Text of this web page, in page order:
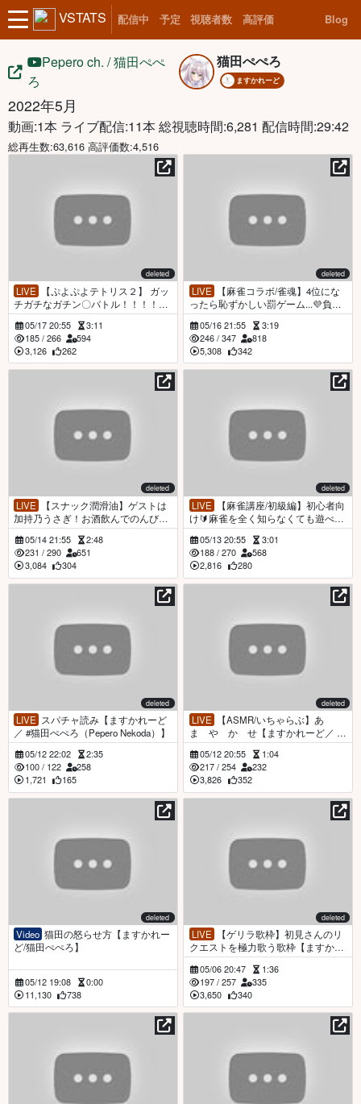
VSTATS 配信中 予定 視聴者数 高評価 Blog
Pepero ch. / 猫田ぺぺ
ろ
猫田ぺぺろ
ますかれーど
2022年5月
動画:1本 ライブ配信:11本 総視聴時間:6,281 配信時間:29:42
総再生数:63,616 高評価数:4,516
deleted
LIVE 【ぷよぷよテトリス２】 ガッ
チガチなガチン〇バトル！！！！！
【ますかれーど／ #猫田ぺぺろ​（Pe
pero Nekoda）】
05/17 20:55
3:11
185/ 266
594
3,126
262
deleted
LIVE 【麻雀コラボ/雀魂】4位にな
ったら恥ずかしい罰ゲーム...💜負け
ないぞ！！！ #ますかれ麻雀部 【ま
すかれーど／ #猫田ぺぺろ​（Pepero
Nekoda）】
05/16 21:55
3:19
246 /347
818
5,308
342
deleted
LIVE
加持乃うさぎ！お酒飲んでのんびり
お話ししよ！【ますかれーど／ #猫
田ぺぺろ​（Pepero Nekoda）】
05/14 21:55
2:48
231 / 290
651
3,084
304
deleted
LIVE
け🔰麻雀を全く知らなくても遊べる
ようになる！？牌とリーチ編！【ま
すかれーど／ #猫田ぺぺろ​（Pepero
Nekoda）】
05/13 20:55
3:01
188 /270
568
2,816
280
deleted
LIVE
／ #猫田ぺぺろ​（Pepero Nekoda）】
05/12 22:02
2:35
100/ 122
258
1,721
165
deleted
LIVE
ま や か せ【ますかれーど／ #
猫田ぺぺろ​（Pepero Nekoda）】
05/12 20:55
1:04
217 /254
232
3,826
352
deleted
Video
ど/猫田ぺぺろ】
05/12 19:08
0:00
11,130
738
deleted
LIVE
クエストを極力歌う歌枠【ますかれ
ーど／ #猫田ぺぺろ​（Pepero Nekod
a）】
05/06 20:47
1:36
197 /257
335
3,650
340